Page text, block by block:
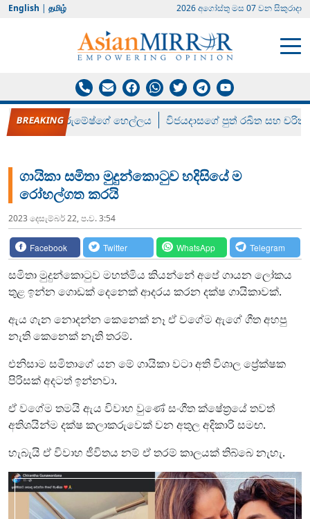
English | தமிழ் 2026 අගෝස්‍තු මස 07 වන සිකුරාදා
රන් ගෙනා රුමේෂ්ගේ හෙල්ලය විජයදාසගේ පුත් රඛිත සහ චරිත්
ගායිකා සමිතා මුදුන්කොටුව හදිසියේ ම
රෝහල්ගත කරයි
2023 දෙසැම්‍බර් 22, ප.ව. 3:54
Facebook Twitter WhatsApp Telegram
සමිතා මුදුන්කොටුව මහත්මිය කියන්නේ අපේ ගායන ලෝකය
තුළ ඉන්න ගොඩක් දෙනෙක් ආදරය කරන දක්ෂ ගායිකාවක්.
ඇය ගැන නොදන්න කෙනෙක් නෑ ඒ වගේම ඇගේ ගීත අහපු
නැති කෙනෙක් නැති තරම්.
එනිසාම සමිතාගේ යන මේ ගායිකා වටා අති විශාල ප්‍රේක්ෂක
පිරිසක් අදටත් ඉන්නවා.
ඒ වගේම තමයි ඇය විවාහ වුණේ සංගීත ක්ෂේත්‍රයේ තවත්
අතිශයින්ම දක්ෂ කලාකරුවෙක් වන අතුල අදිකාරි සමඟ.
හැබැයි ඒ විවාහ ජීවිතය නම් ඒ තරම් කාලයක් තිබ්බෙ නැහැ.